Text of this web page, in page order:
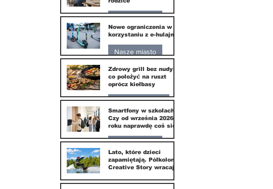
Nasze miasto
10 lip
Nowe ograniczenia w
korzystaniu z e-hulajnóg
Nasze miasto
3 lip
Zdrowy grill bez nudy:
co położyć na ruszt
oprócz kiełbasy
Zdrowie i uroda
1 lip
Smartfony w szkołach.
Czy od września 2026
roku naprawdę coś się
Nasze miasto
1 lip
Lato, które dzieci
zapamiętają. Półkolonie
Creative Story wracają
20 kwi